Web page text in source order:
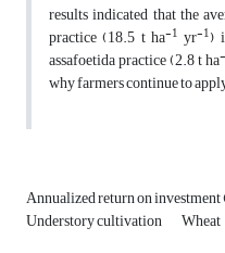
results indicated that the
practice (18.5 t ha-1 yr-1)
assafoetida practice (2.8 t ha
why farmers continue to
Annualized return on
Understory cultivation Wheat